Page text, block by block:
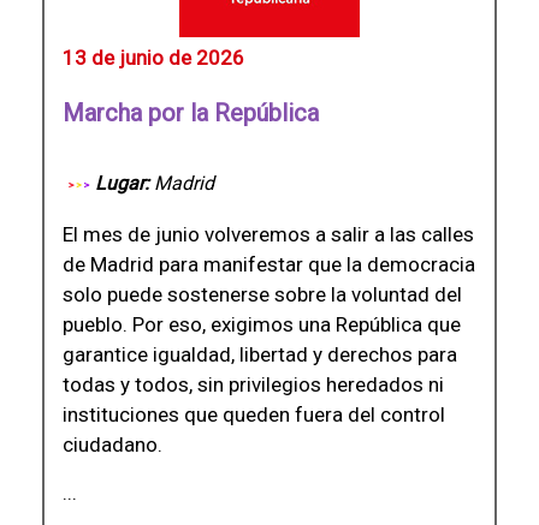
13 de junio de 2026
Marcha por la República
Lugar:Madrid
El mes de junio volveremos a salir a las calles
de Madrid para manifestar que la democracia
solo puede sostenerse sobre la voluntad del
pueblo. Por eso, exigimos una República que
garantice igualdad, libertad y derechos para
todas y todos, sin privilegios heredados ni
instituciones que queden fuera del control
ciudadano.
...